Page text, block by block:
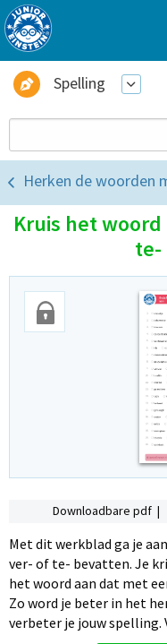
Spelling
Herken de woorden
Kruis het
te-
Downloadbare pdf |
Met dit werkblad ga je
ver- of te- bevatten. Je
het woord aan dat met
Zo word je beter in het
verbeter je jouw spelling.